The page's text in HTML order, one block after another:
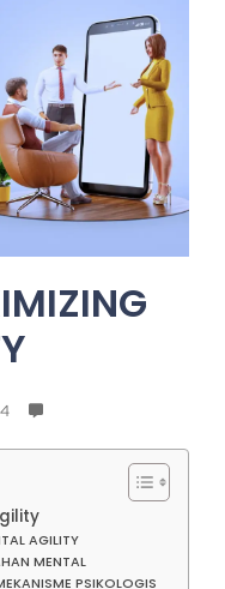
AGILITY
MENTAL
PSIKOLOGIS